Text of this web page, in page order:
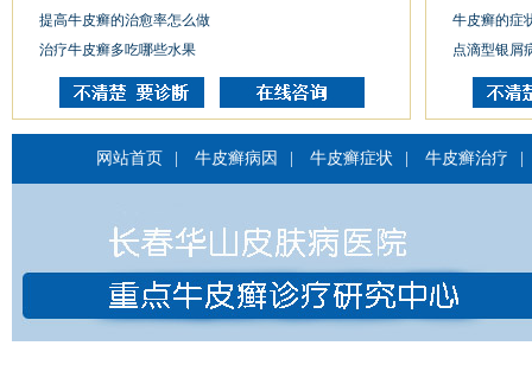
提高牛皮癣的治愈率怎么做
治疗牛皮癣多吃哪些水果
牛皮癣的症
点滴型银屑
网站首页 牛皮癣病因 牛皮癣症状 牛皮癣治疗